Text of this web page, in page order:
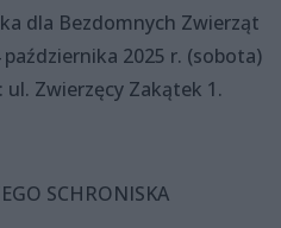
dla Bezdomnych Zwierząt
2025 r. (sobota)
ul. Zwierzęcy Zakątek 1.
SCHRONISKA